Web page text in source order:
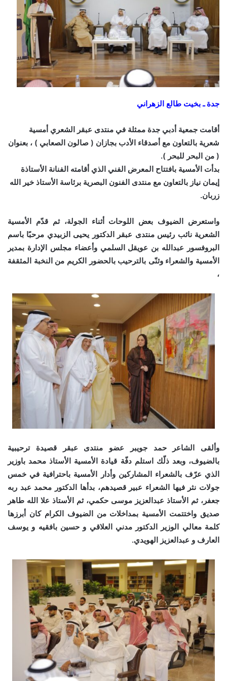
جدة ـ بخيت طالع الزهراني
أقامت جمعية أدبي جدة ممثلة في منتدى عبقر الشعري أمسية
شعرية بالتعاون مع أصدقاء الأدب بجازان ( صالون الصعابي ) ، بعنوان
( من البحر للبحر ).
بدأت الأمسية بافتتاح المعرض الفني الذي أقامته الفنانة الأستاذة
إيمان نياز بالتعاون مع منتدى الفنون البصرية برئاسة الأستاذ خير الله
زربان.
واستعرض الضيوف بعض اللوحات أثناء الجولة، ثم قدّم الأمسية
الشعرية نائب رئيس منتدى عبقر الدكتور يحيى الزبيدي مرحبًا باسم
البروفسور عبدالله بن عويقل السلمي وأعضاء مجلس الإدارة بمدير
الأمسية والشعراء وثنّى بالترحيب بالحضور الكريم من النخبة المثقفة
،
وألقى الشاعر حمد جويبر عضو منتدى عبقر قصيدة ترحيبية
بالضيوف، وبعد ذلّك استلم دفّة قيادة الأمسية الأستاذ محمد باوزير
الذي عرّف بالشعراء المشاركين وأدار الأمسية باحترافية في خمس
جولات نثر فيها الشعراء عبير قصيدهم، بدأها الدكتور محمد عبد ربه
جعفر، ثم الأستاذ عبدالعزيز موسى حكمي، ثم الأستاذ علا الله طاهر
صديق واختتمت الأمسية بمداخلات من الضيوف الكرام كان أبرزها
كلمة معالي الوزير الدكتور مدني العلاقي و حسين بافقيه و يوسف
العارف و عبدالعزيز الهويدي.